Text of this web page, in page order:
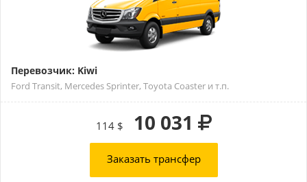
Перевозчик: Kiwi
Ford Transit, Mercedes Sprinter, Toyota Coaster и т.п.
114 $ 10 031
Заказать трансфер